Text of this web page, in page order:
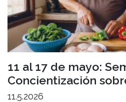
11 al 17 de mayo:
Concientización
11.5.2026